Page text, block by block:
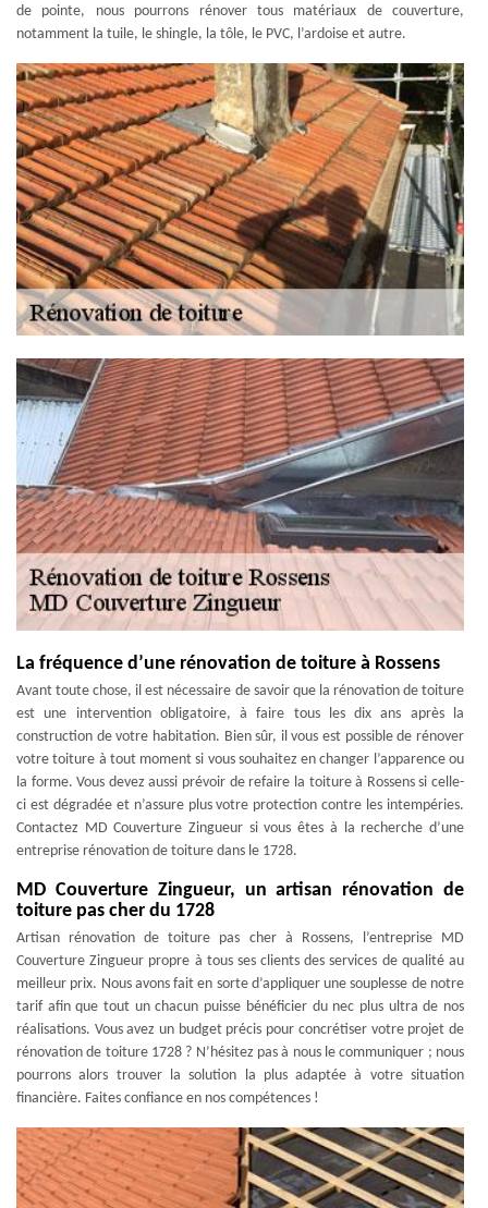
de pointe, nous pourrons rénover tous matériaux de couverture,
notamment la tuile, le shingle, la tôle, le PVC, l’ardoise et autre.
La fréquence d’une rénovation de toiture à Rossens
Avant toute chose, il est nécessaire de savoir que la rénovation de toiture
est une intervention obligatoire, à faire tous les dix ans après la
construction de votre habitation. Bien sûr, il vous est possible de rénover
votre toiture à tout moment si vous souhaitez en changer l’apparence ou
la forme. Vous devez aussi prévoir de refaire la toiture à Rossens si celle-
ci est dégradée et n’assure plus votre protection contre les intempéries.
Contactez MD Couverture Zingueur si vous êtes à la recherche d’une
entreprise rénovation de toiture dans le 1728.
MD Couverture Zingueur, un artisan rénovation de
toiture pas cher du 1728
Artisan rénovation de toiture pas cher à Rossens, l’entreprise MD
Couverture Zingueur propre à tous ses clients des services de qualité au
meilleur prix. Nous avons fait en sorte d’appliquer une souplesse de notre
tarif afin que tout un chacun puisse bénéficier du nec plus ultra de nos
réalisations. Vous avez un budget précis pour concrétiser votre projet de
rénovation de toiture 1728 ? N’hésitez pas à nous le communiquer ; nous
pourrons alors trouver la solution la plus adaptée à votre situation
financière. Faites confiance en nos compétences !